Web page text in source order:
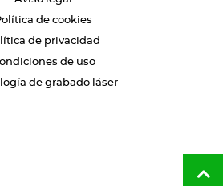
de cookies
de privacidad
de uso
de grabado láser